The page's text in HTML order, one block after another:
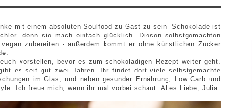
mit einem absoluten Soulfood zu Gast zu sein. Schokolade ist
denn sie mach einfach glücklich . Diesen selbstgemachten
zubereiten - außerdem kommt er ohne künstlichen Zucker
vorstellen, bevor es zum schokoladigen Rezept weiter geht.
es seit gut zwei Jahren. Ihr findet dort viele selbstgemachte
im Glas, und neben gesunder Ernährung, Low Carb und
Ich freue mich, wenn ihr mal vorbei schaut. Alles Liebe, Julia